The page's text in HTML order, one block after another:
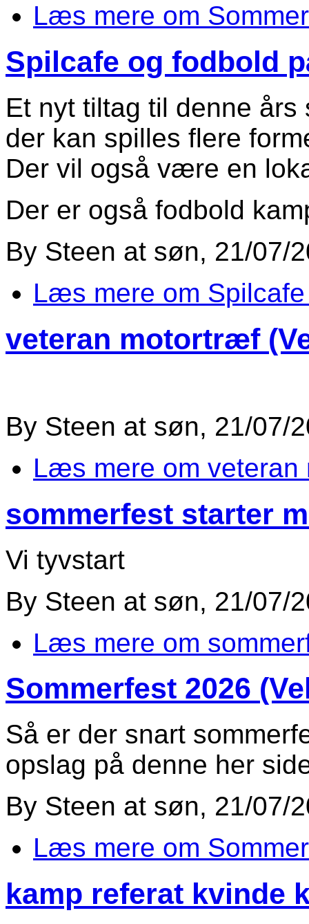
Læs mere om
Spilcafe og fodbold
Et nyt tiltag til denne
der kan spilles flere
Der vil også være en
Der er også fodbold
By Steen at søn, 21/07/
Læs mere om
veteran motortræf
By Steen at søn, 21/07/
Læs mere om
sommerfest starter
Vi tyvstart
By Steen at søn, 21/07/
Læs mere om
Sommerfest 2026
Så er der snart
opslag på denne her
By Steen at søn, 21/07/
Læs mere om
kamp referat kvinde